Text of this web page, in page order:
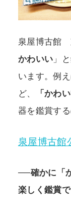
泉屋博古館
かわいい 」
います。例
ど、
「かわい
器を鑑賞す
泉屋博古館
──確かに「
楽しく鑑賞で